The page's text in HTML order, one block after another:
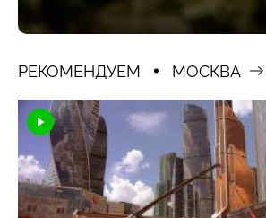
РЕКОМЕНДУЕМ МОСКВА